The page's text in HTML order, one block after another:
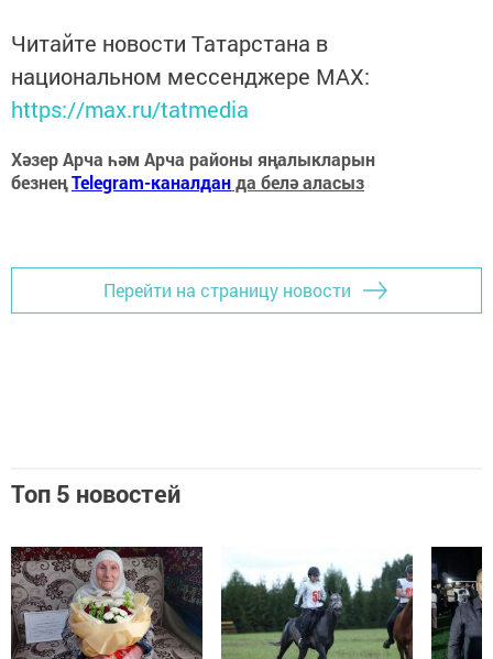
Читайте новости Татарстана в
национальном мессенджере MАХ:
https://max.ru/tatmedia
Хәзер Арча һәм Арча районы яңалыкларын
безнеңTelegram-каналданда белә аласыз
Перейти на страницу новости
Топ 5 новостей